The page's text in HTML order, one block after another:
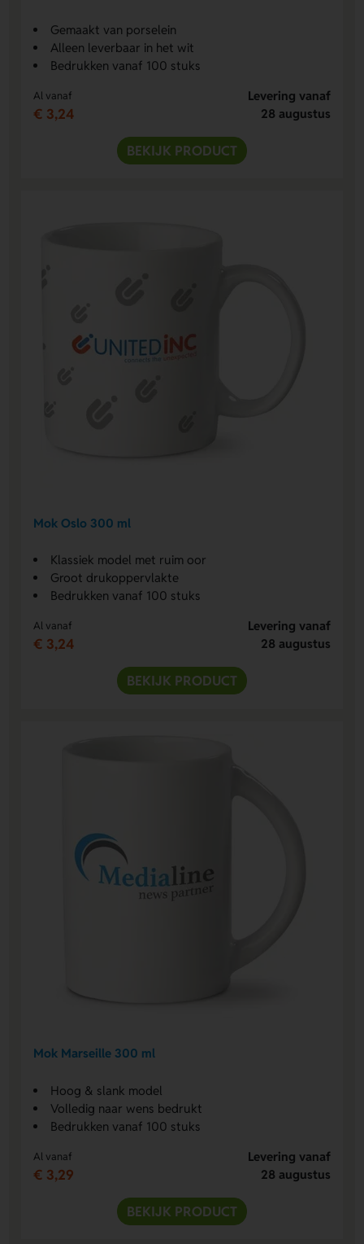
Gemaakt van porselein
Alleen leverbaar in het wit
Bedrukken vanaf 100 stuks
Al vanaf
€ 3,24
Levering vanaf
28 augustus
BEKIJK PRODUCT
Mok Oslo 300 ml
Klassiek model met ruim oor
Groot drukoppervlakte
Bedrukken vanaf 100 stuks
Al vanaf
€ 3,24
Levering vanaf
28 augustus
BEKIJK PRODUCT
Mok Marseille 300 ml
Hoog & slank model
Volledig naar wens bedrukt
Bedrukken vanaf 100 stuks
Al vanaf
€ 3,29
Levering vanaf
28 augustus
BEKIJK PRODUCT